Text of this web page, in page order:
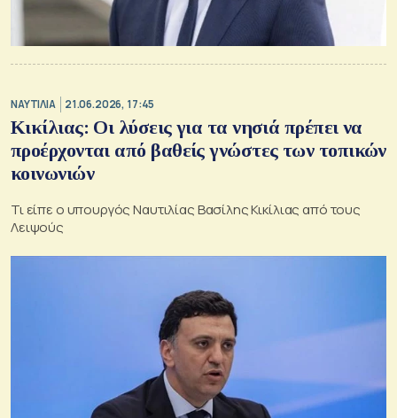
ΝΑΥΤΙΛΙΑ 21.06.2026, 17:45
Κικίλιας: Οι λύσεις για τα νησιά πρέπει να
προέρχονται από βαθείς γνώστες των τοπικών
κοινωνιών
Τι είπε ο υπουργός Ναυτιλίας Βασίλης Κικίλιας από τους
Λειψούς